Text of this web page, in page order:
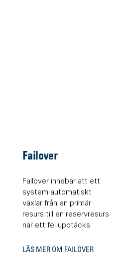
Failover
Failover innebär att ett
system automatiskt
växlar från en primär
resurs till en reservresurs
när ett fel upptäcks.
LÄS MER OM FAILOVER